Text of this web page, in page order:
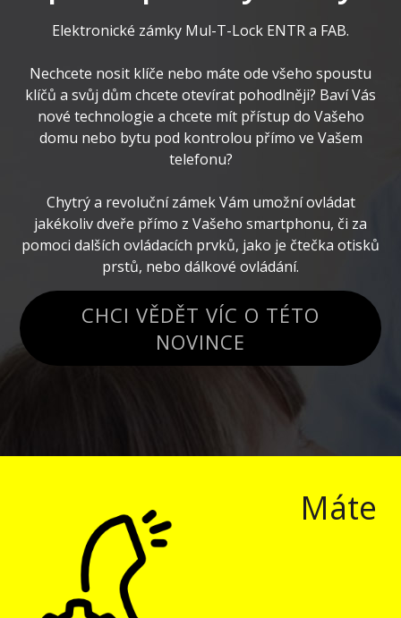
Elektronické zámky Mul-T-Lock ENTR a FAB.
Nechcete nosit klíče nebo máte ode všeho spoustu
klíčů a svůj dům chcete otevírat pohodlněji? Baví Vás
nové technologie a chcete mít přístup do Vašeho
domu nebo bytu pod kontrolou přímo ve Vašem
telefonu?
Chytrý a revoluční zámek Vám umožní ovládat
jakékoliv dveře přímo z Vašeho smartphonu, či za
pomoci dalších ovládacích prvků, jako je čtečka otisků
prstů, nebo dálkové ovládání.
CHCI VĚDĚT VÍC O TÉTO
NOVINCE
Máte